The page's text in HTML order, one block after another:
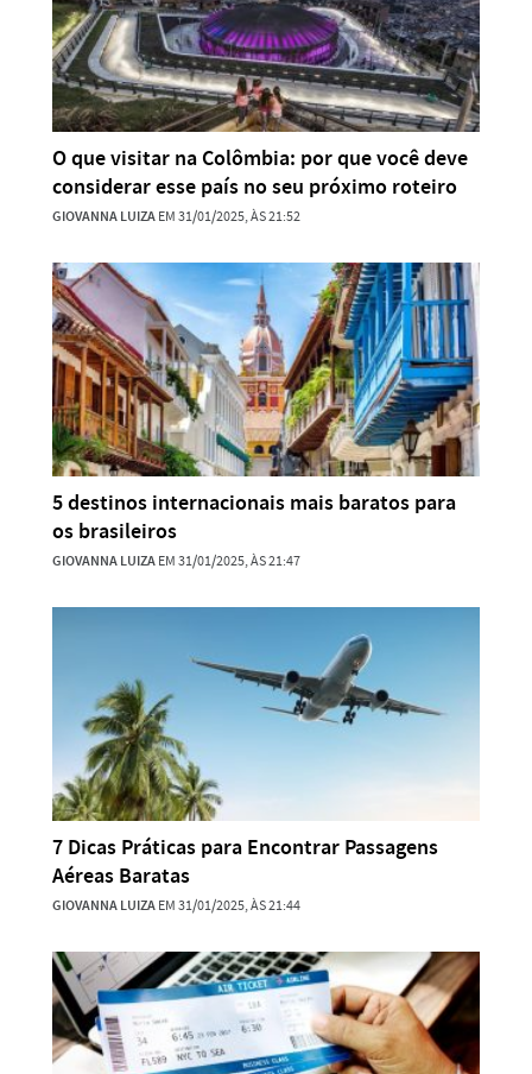
O que visitar na Colômbia: por que você deve
considerar esse país no seu próximo roteiro
GIOVANNA LUIZAEM 31/01/2025, ÀS 21:52
5 destinos internacionais mais baratos para
os brasileiros
GIOVANNA LUIZAEM 31/01/2025, ÀS 21:47
7 Dicas Práticas para Encontrar Passagens
Aéreas Baratas
GIOVANNA LUIZAEM 31/01/2025, ÀS 21:44